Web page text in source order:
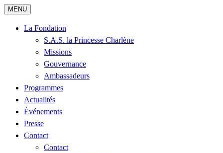
MENU
La Fondation
S.A.S. la Princesse Charlène
Missions
Gouvernance
Ambassadeurs
Programmes
Actualités
Événements
Presse
Contact
Contact